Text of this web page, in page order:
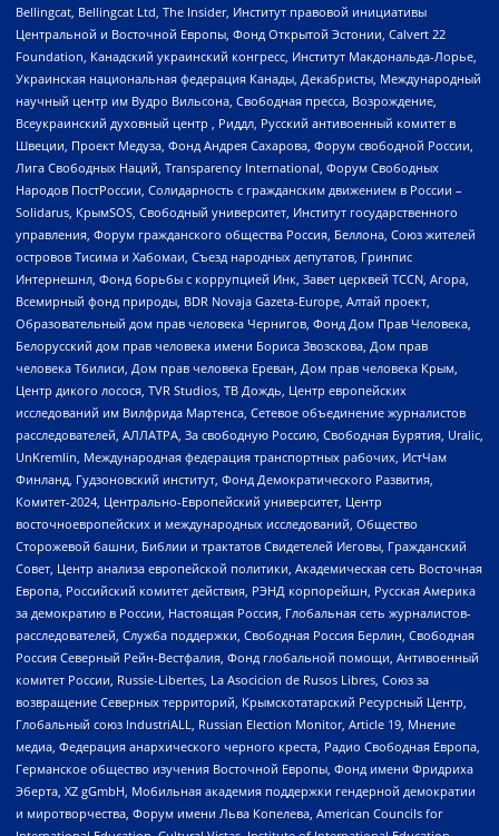
Bellingcat, Bellingcat Ltd, The Insider, Институт правовой инициативы
Центральной и Восточной Европы, Фонд Открытой Эстонии, Calvert 22
Foundation, Канадский украинский конгресс, Институт Макдональда-Лорье,
Украинская национальная федерация Канады, Декабристы, Международный
научный центр им Вудро Вильсона, Свободная пресса, Возрождение,
Всеукраинский духовный центр , Риддл, Русский антивоенный комитет в
Швеции, Проект Медуза, Фонд Андрея Сахарова, Форум свободной России,
Лига Свободных Наций, Transparеncy International, Форум Свободных
Народов ПостРоссии, Солидарность с гражданским движением в России –
Solidarus, КрымSOS, Свободный университет, Институт государственного
управления, Форум гражданского общества Россия, Беллона, Союз жителей
островов Тисима и Хабомаи, Съезд народных депутатов, Гринпис
Интернешнл, Фонд борьбы с коррупцией Инк, Завет церквей TCCN, Агора,
Всемирный фонд природы, BDR Novaja Gazeta-Europe, Алтай проект,
Образовательный дом прав человека Чернигов, Фонд Дом Прав Человека,
Белорусский дом прав человека имени Бориса Звозскова, Дом прав
человека Тбилиси, Дом прав человека Ереван, Дом прав человека Крым,
Центр дикого лосося, TVR Studios, ТВ Дождь, Центр европейских
исследований им Вилфрида Мартенса, Сетевое объединение журналистов
расследователей, АЛЛАТРА, За свободную Россию, Свободная Бурятия, Uralic,
UnKremlin, Международная федерация транспортных рабочих, ИстЧам
Финланд, Гудзоновский институт, Фонд Демократического Развития,
Комитет-2024, Центрально-Европейский университет, Центр
восточноевропейских и международных исследований, Общество
Сторожевой башни, Библии и трактатов Свидетелей Иеговы, Гражданский
Совет, Центр анализа европейской политики, Академическая сеть Восточная
Европа, Российский комитет действия, РЭНД корпорейшн, Русская Америка
за демократию в России, Настоящая Россия, Глобальная сеть журналистов-
расследователей, Служба поддержки, Свободная Россия Берлин, Свободная
Россия Северный Рейн-Вестфалия, Фонд глобальной помощи, Антивоенный
комитет России, Russie-Libertes, La Asocicion de Rusos Libres, Союз за
возвращение Северных территорий, Крымскотатарский Ресурсный Центр,
Глобальный союз IndustriALL, Russian Election Monitor, Article 19, Мнение
медиа, Федерация анархического черного креста, Радио Свободная Европа,
Германское общество изучения Восточной Европы, Фонд имени Фридриха
Эберта, XZ gGmbH, Мобильная академия поддержки гендерной демократии
и миротворчества, Форум имени Льва Копелева, American Councils for